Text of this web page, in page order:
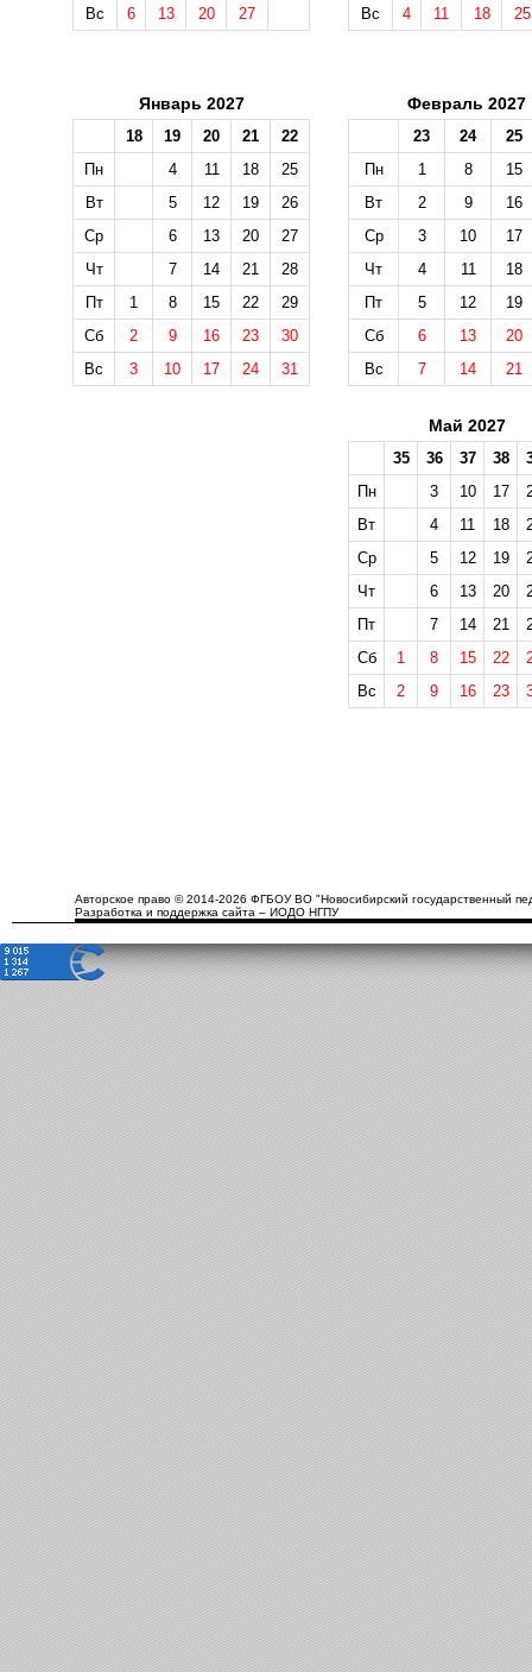
Вс
6 13 20 27
Вс
4 11 18 25
Январь 2027
18 19 20 21
22
Пн
4 11 18
25
Вт
5 12 19
26
Ср
6 13 20
27
Чт
7 14 21
28
Пт
1 8 15 22
29
Сб
2 9 16 23
30
Вс
3 10 17 24 31
Февраль 2027
23 24
25
Пн
1 8
15
Вт
2 9
16
Ср
3 10
17
Чт
4 11
18
Пт
5 12
19
Сб
6 13
20
Вс
7 14 21
Май 2027
35 36 37 38
Пн
3 10 17
Вт
4 11 18
Ср
5 12 19
Чт
6 13 20
Пт
7 14 21
Сб
1 8 15 22
Вс
2 9 16 23
Авторское право © 2014-2026 ФГБОУ ВО "Новосибирский государственный
Разработка и поддержка сайта – ИОДО НГПУ